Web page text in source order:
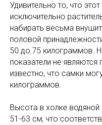
Удивительно то, что
исключительно
набирать весьма
половой
50 до 75 килограммов.
показатели не
известно, что самки
килограммов.
Высота в холке водяной
51-63 см, что